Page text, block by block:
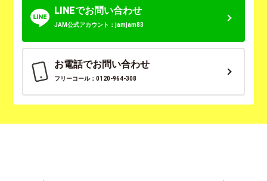
LINEでお問い合わせ
JAM公式アカウント：jamjam83
お電話でお問い合わせ
フリーコール：0120-964-308